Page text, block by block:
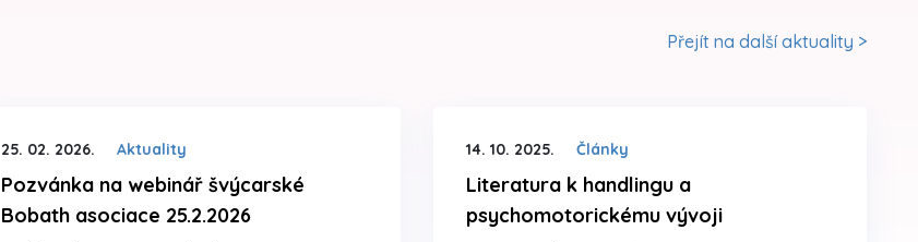
Přejít na další aktuality >
25. 02. 2026. Aktuality
Pozvánka na webinář švýcarské
Bobath asociace 25.2.2026
14. 10. 2025. Články
Literatura k handlingu a
psychomotorickému vývoji